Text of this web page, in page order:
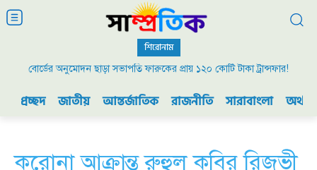
শিরোনাম
বোর্ডের অনুমোদন ছাড়া সভাপতি ফারুকের প্রায় ১২০ কোটি টাকা ট্রান্সফার!
প্রচ্ছদ জাতীয় আন্তর্জাতিক রাজনীতি সারাবাংলা
করোনা আক্রান্ত রুহুল কবির রিজভী